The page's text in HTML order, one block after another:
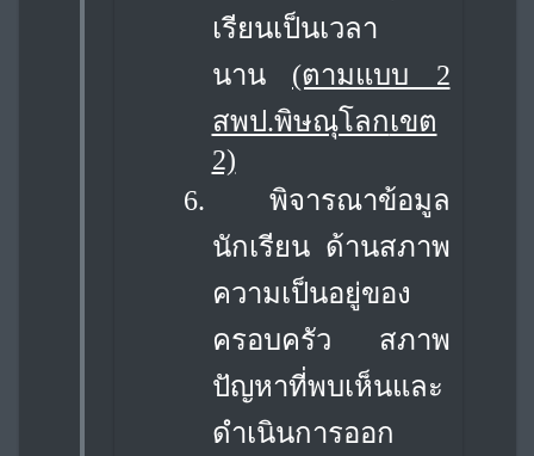
เรียนเป็นเวลา
นาน (ตามแบบ 2
สพป.พิษณุโลกเขต
2)
6.
พิจารณาข้อมูล
นักเรียน ด้านสภาพ
ความเป็นอยู่ของ
ครอบครัว สภาพ
ปัญหาที่พบเห็นและ
ดำเนินการออก